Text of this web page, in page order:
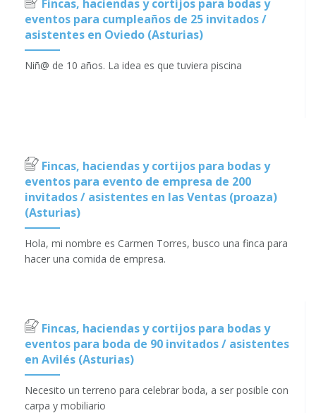
Fincas, haciendas y cortijos para bodas y
eventos para cumpleaños de 25 invitados /
asistentes en Oviedo (Asturias)
Niñ@ de 10 años. La idea es que tuviera piscina
Fincas, haciendas y cortijos para bodas y
eventos para evento de empresa de 200
invitados / asistentes en las Ventas (proaza)
(Asturias)
Hola, mi nombre es Carmen Torres, busco una finca para
hacer una comida de empresa.
Fincas, haciendas y cortijos para bodas y
eventos para boda de 90 invitados / asistentes
en Avilés (Asturias)
Necesito un terreno para celebrar boda, a ser posible con
carpa y mobiliario